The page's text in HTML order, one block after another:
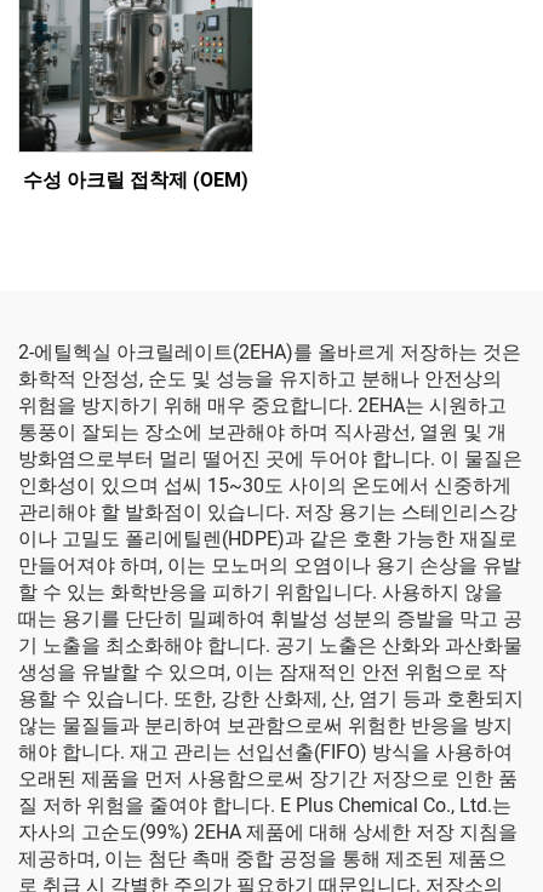
수성 아크릴 접착제 (OEM)
2-에틸헥실 아크릴레이트(2EHA)를 올바르게 저장하는 것은
화학적 안정성, 순도 및 성능을 유지하고 분해나 안전상의
위험을 방지하기 위해 매우 중요합니다. 2EHA는 시원하고
통풍이 잘되는 장소에 보관해야 하며 직사광선, 열원 및 개
방화염으로부터 멀리 떨어진 곳에 두어야 합니다. 이 물질은
인화성이 있으며 섭씨 15~30도 사이의 온도에서 신중하게
관리해야 할 발화점이 있습니다. 저장 용기는 스테인리스강
이나 고밀도 폴리에틸렌(HDPE)과 같은 호환 가능한 재질로
만들어져야 하며, 이는 모노머의 오염이나 용기 손상을 유발
할 수 있는 화학반응을 피하기 위함입니다. 사용하지 않을
때는 용기를 단단히 밀폐하여 휘발성 성분의 증발을 막고 공
기 노출을 최소화해야 합니다. 공기 노출은 산화와 과산화물
생성을 유발할 수 있으며, 이는 잠재적인 안전 위험으로 작
용할 수 있습니다. 또한, 강한 산화제, 산, 염기 등과 호환되지
않는 물질들과 분리하여 보관함으로써 위험한 반응을 방지
해야 합니다. 재고 관리는 선입선출(FIFO) 방식을 사용하여
오래된 제품을 먼저 사용함으로써 장기간 저장으로 인한 품
질 저하 위험을 줄여야 합니다. E Plus Chemical Co., Ltd.는
자사의 고순도(99%) 2EHA 제품에 대해 상세한 저장 지침을
제공하며, 이는 첨단 촉매 중합 공정을 통해 제조된 제품으
로 취급 시 각별한 주의가 필요하기 때문입니다. 저장소의